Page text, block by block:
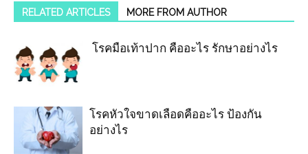
RELATED ARTICLES MORE FROM AUTHOR
โรคมือเท้าปาก คืออะไร รักษาอย่างไร
โรคหัวใจขาดเลือดคืออะไร ป้องกัน
อย่างไร